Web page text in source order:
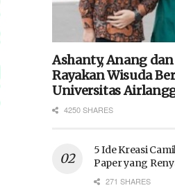
Ashanty, Anang
Rayakan Wisuda
Universitas
4250 SHARES
5 Ide Kreasi
Paper yang
271 SHARES